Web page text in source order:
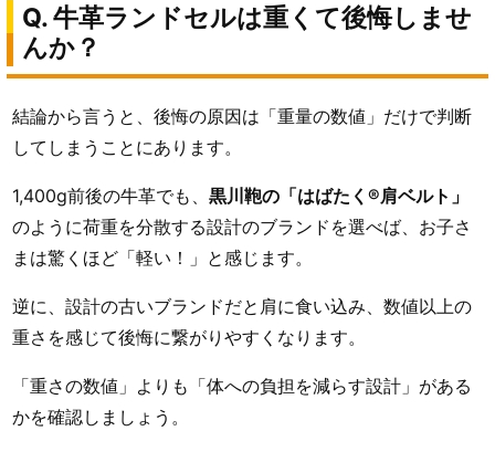
Q. 牛革ランドセルは重くて後悔しませ
んか？
結論から言うと、後悔の原因は「重量の数値」だけで判断
してしまうことにあります。
1,400g前後の牛革でも、 黒川鞄の「はばたく®肩ベルト」
のように荷重を分散する設計のブランドを選べば、お子さ
まは驚くほど「軽い！」と感じます。
逆に、設計の古いブランドだと肩に食い込み、数値以上の
重さを感じて後悔に繋がりやすくなります。
「重さの数値」よりも「体への負担を減らす設計」がある
かを確認しましょう。